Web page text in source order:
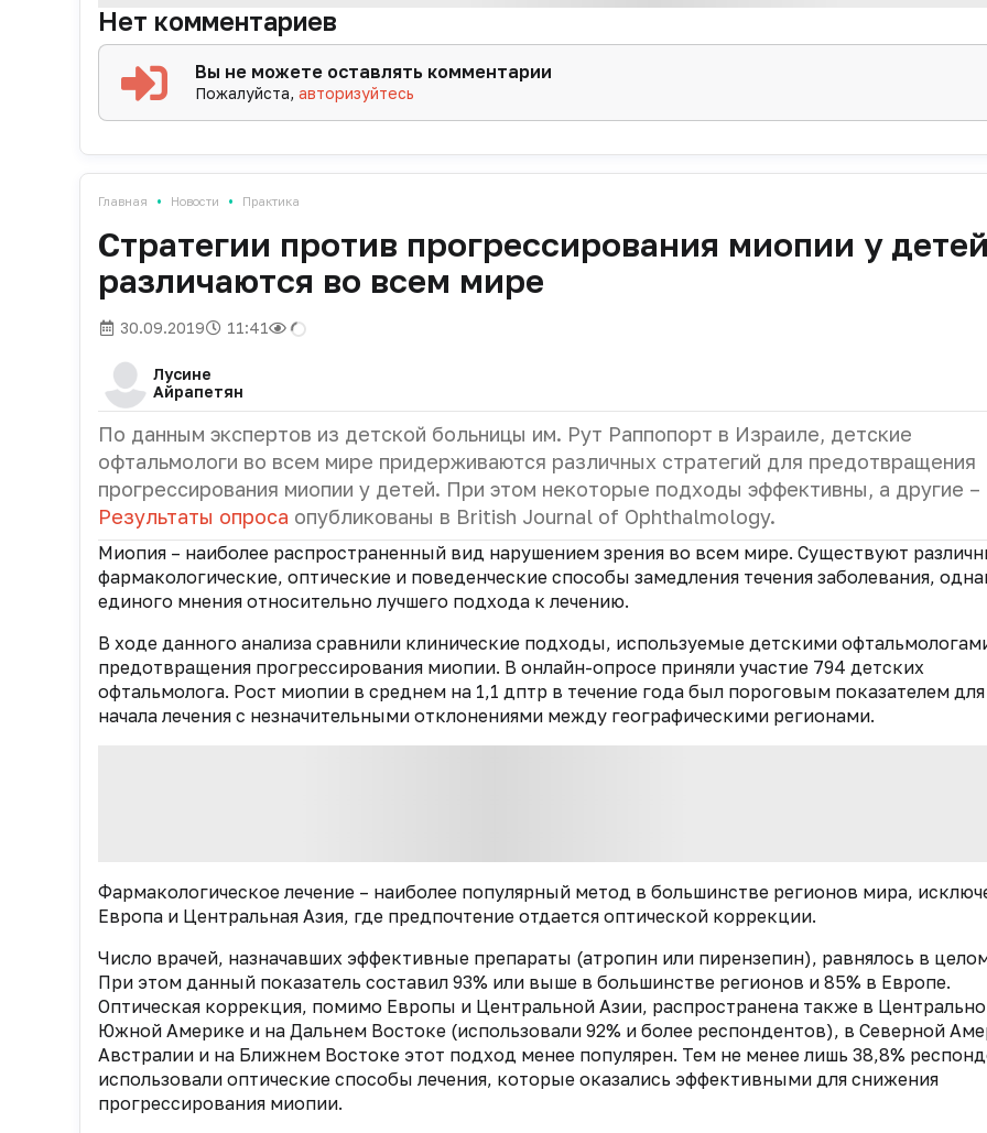
Нет комментариев
Вы не можете оставлять комментарии
Пожалуйста,авторизуйтесь
Главная • Новости • Практика
Стратегии против прогрессирования миопии у
различаются во всем мире
30.09.2019 11:41
Лусине
Айрапетян
По данным экспертов из детской больницы им. Рут Раппопорт в Израиле, детские
офтальмологи во всем мире придерживаются различных стратегий для предотвращения
прогрессирования миопии у детей. При этом некоторые подходы эффективны, а другие –
Результаты опроса опубликованы в British Journal of Ophthalmology.
Миопия – наиболее распространенный вид нарушением зрения во всем мире. Существуют
фармакологические, оптические и поведенческие способы замедления течения заболевания,
единого мнения относительно лучшего подхода к лечению.
В ходе данного анализа сравнили клинические подходы, используемые детскими
предотвращения прогрессирования миопии. В онлайн-опросе приняли участие 794 детских
офтальмолога. Рост миопии в среднем на 1,1 дптр в течение года был пороговым показателем для
начала лечения с незначительными отклонениями между географическими регионами.
Фармакологическое лечение – наиболее популярный метод в большинстве регионов мира,
Европа и Центральная Азия, где предпочтение отдается оптической коррекции.
Число врачей, назначавших эффективные препараты (атропин или пирензепин), равнялось в
При этом данный показатель составил 93% или выше в большинстве регионов и 85% в Европе.
Оптическая коррекция, помимо Европы и Центральной Азии, распространена также в
Южной Америке и на Дальнем Востоке (использовали 92% и более респондентов), в Северной
Австралии и на Ближнем Востоке этот подход менее популярен. Тем не менее лишь 38,8%
использовали оптические способы лечения, которые оказались эффективными для снижения
прогрессирования миопии.